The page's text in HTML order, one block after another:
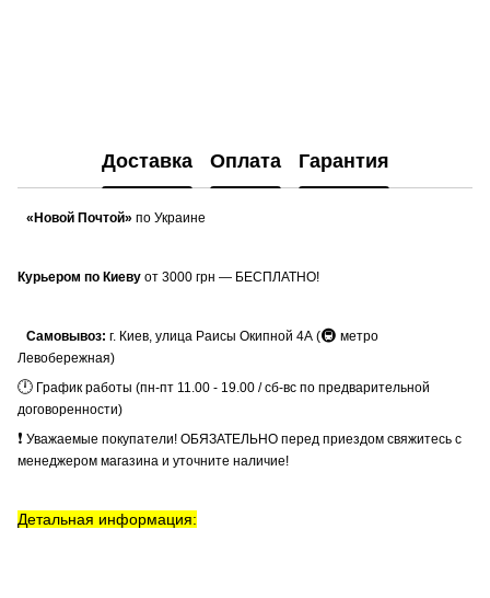
Доставка Оплата Гарантия
«Новой Почтой» по Украине
Курьером по Киеву от 3000 грн — БЕСПЛАТНО!
Самовывоз: г. Киев, улица Раисы Окипной 4А (🚇 метро
Левобережная)
🕛 График работы (пн-пт 11.00 - 19.00 / сб-вс по предварительной
договоренности)
❗ Уважаемые покупатели! ОБЯЗАТЕЛЬНО перед приездом свяжитесь с
менеджером магазина и уточните наличие!
Детальная информация: